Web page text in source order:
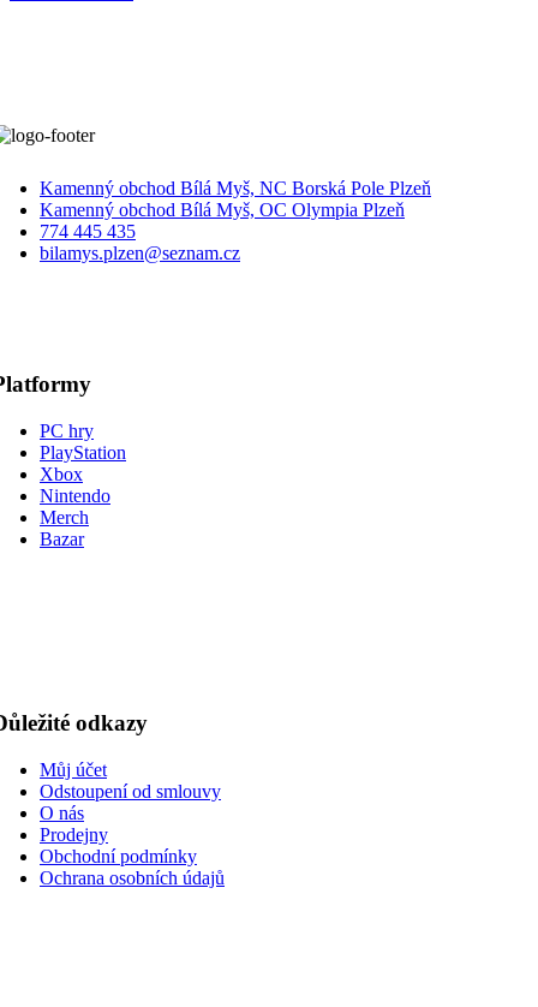
Kamenný obchod Bílá Myš, NC Borská Pole Plzeň
Kamenný obchod Bílá Myš, OC Olympia Plzeň
774 445 435
bilamys.plzen@seznam.cz
PC hry
PlayStation
Xbox
Nintendo
Merch
Bazar
odkazy
Můj účet
Odstoupení od smlouvy
O nás
Prodejny
Obchodní podmínky
Ochrana osobních údajů